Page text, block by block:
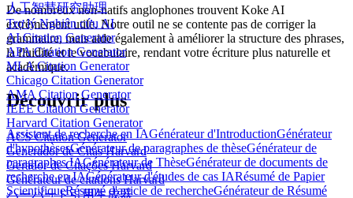
人工智慧研究助理
Trợ lý Nghiên cứu AI
AI Citation Generator
APA Citation Generator
MLA Citation Generator
Chicago Citation Generator
AMA Citation Generator
IEEE Citation Generator
Harvard Citation Generator
ACS Citation Generator
Generador de Citas Harvard
Gerador de Citações Harvard
Générateur de citations Harvard
ハーバード引用生成器
De nombreux non-natifs anglophones trouvent Koke AI
extrêmement utile. Notre outil ne se contente pas de corriger la
grammaire, mais aide également à améliorer la structure des phrases,
la fluidité et le vocabulaire, rendant votre écriture plus naturelle et
académique.
Découvrir plus
Assistant de recherche en IAGénérateur d'IntroductionGénérateur
d'hypothèsesGénérateur de paragraphes de thèseGénérateur de
paragraphes IAGénérateur de ThèseGénérateur de documents de
recherche en IAGénérateur d'études de cas IARésumé de Papier
ScientifiqueRésumé d'article de rechercheGénérateur de Résumé